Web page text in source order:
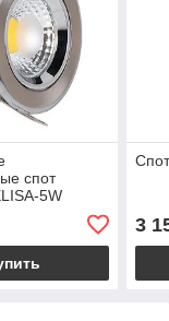
спот
5W
3